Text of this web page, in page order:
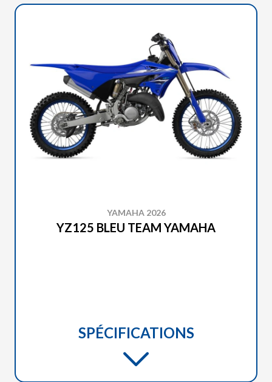
YAMAHA 2026
YZ125 BLEU TEAM YAMAHA
SPÉCIFICATIONS